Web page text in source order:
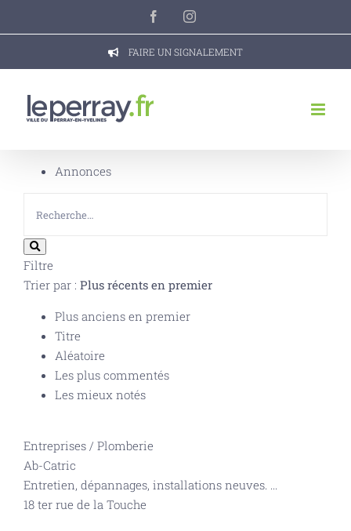
FacebookInstagram
FAIRE UN SIGNALEMENT
Annonces
Filtre
Trier par : Plus récents en premier
Plus anciens en premier
Titre
Aléatoire
Les plus commentés
Les mieux notés
Entreprises / Plomberie
Ab-Catric
Entretien, dépannages, installations neuves. ...
18 ter rue de la Touche